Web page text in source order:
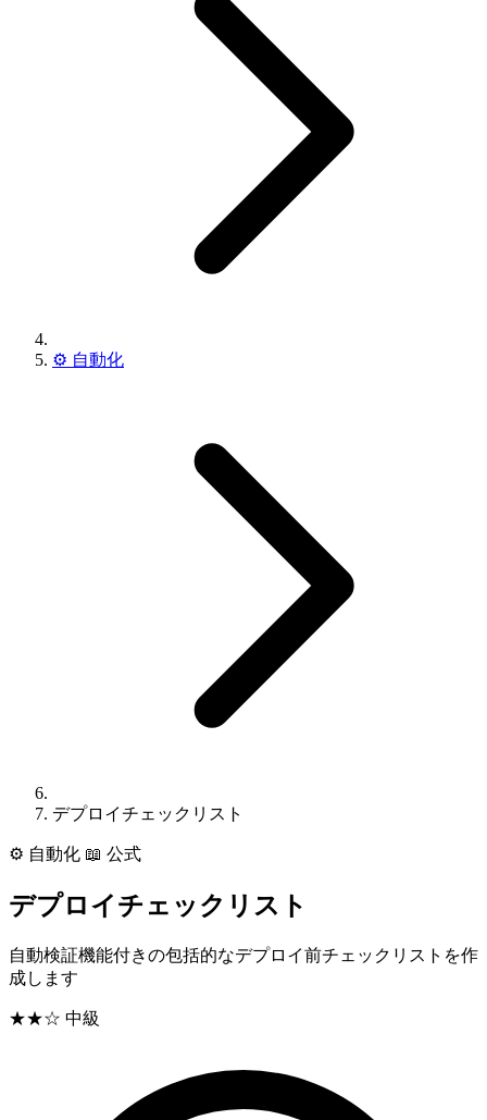
⚙️ 自動化
デプロイチェックリスト
⚙️ 自動化 📖 公式
デプロイチェックリスト
自動検証機能付きの包括的なデプロイ前チェックリストを作
成します
★★☆ 中級